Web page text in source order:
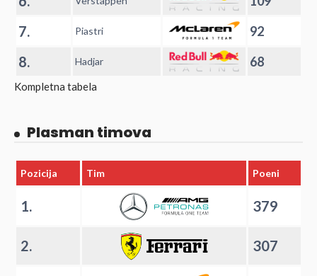
7. Piastri 92
8. Hadjar 68
Kompletna tabela
Plasman timova
Pozicija Tim Poeni
1. 379
2. 307